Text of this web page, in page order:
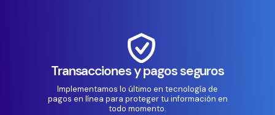
Transacciones y pagos seguros
Implementamos lo último en tecnología de
pagos en línea para proteger tu información en
todo momento.